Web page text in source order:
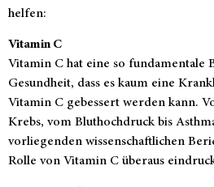
helfen:
Vitamin C
Vitamin C hat eine so fundamentale
Gesundheit, dass es kaum eine
Vitamin C gebessert werden kann.
Krebs, vom Bluthochdruck bis
vorliegenden wissenschaftlichen
Rolle von Vitamin C überaus